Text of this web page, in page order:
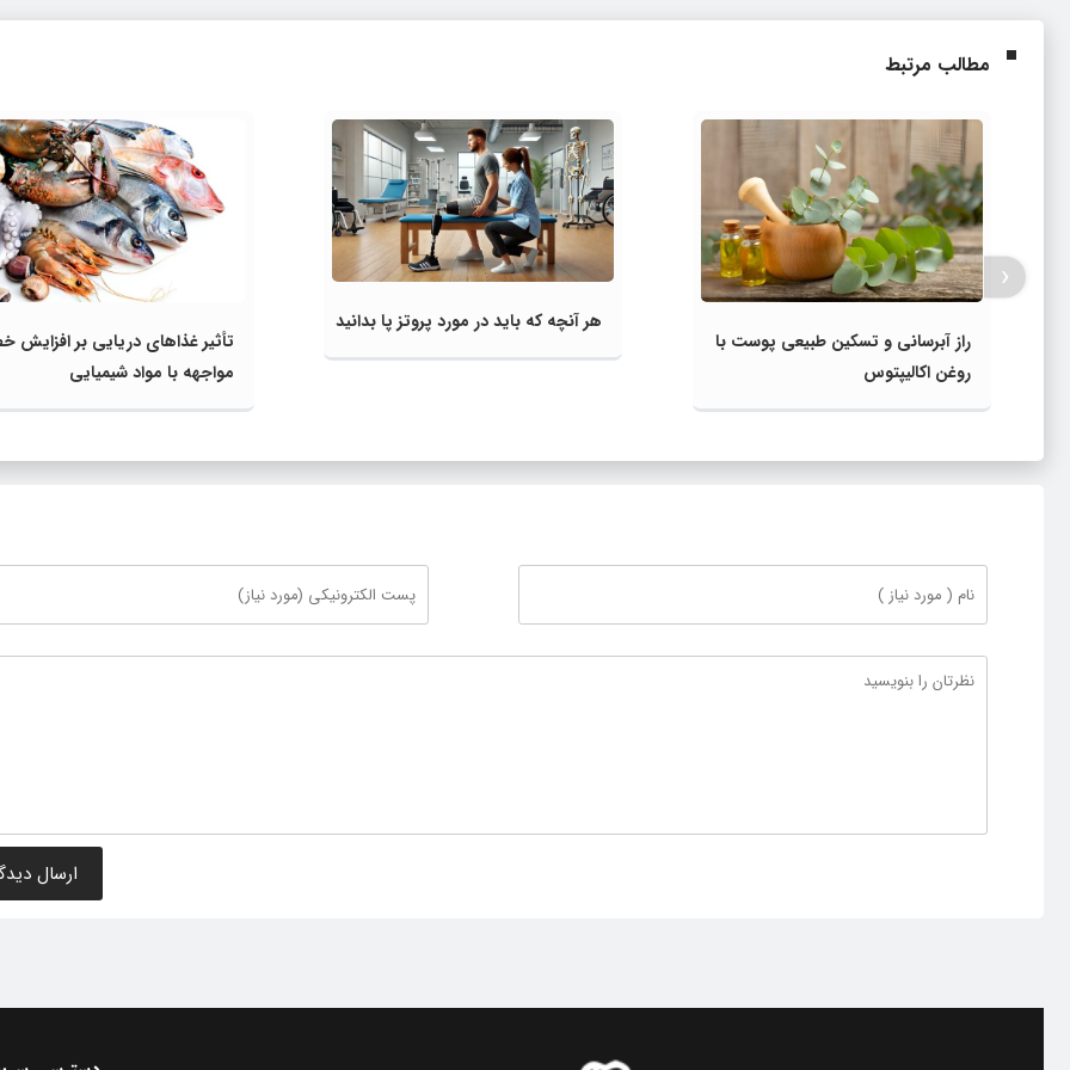
مطالب مرتبط
راز آبرسانی و تسکین طبیعی پوست با
روغن اکالیپتوس
هر آنچه که باید در مورد پروتز پا بدانید
تأثیر غذاهای دریایی بر افزایش
مواجهه با مواد شیمیایی
‹